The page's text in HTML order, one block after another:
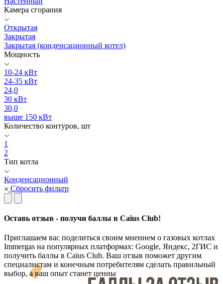
Камера сгорания
Открытая
Закрытая
Закрытая (конденсационный котел)
Мощность
10-24 кВт
24-35 кВт
24,0
30 кВт
30,0
выше 150 кВт
Количество контуров, шт
1
2
Тип котла
Конденсационный
Сбросить фильтр
Оставь отзыв - получи баллы в Caius Club!
Приглашаем вас поделиться своим мнением о газовых котлах
Immergas на популярных платформах: Google, Яндекс, 2ГИС и
получить баллы в Caius Club. Ваш отзыв поможет другим
специалистам и конечным потребителям сделать правильный
выбор, а ваш опыт станет ценны